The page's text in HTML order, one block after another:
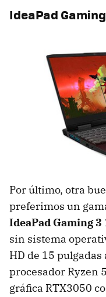
IdeaPad Gaming
Por último, otra
preferimos un
IdeaPad Gaming 3
sin sistema
HD de 15
procesador Ryzen
gráfica RTX3050